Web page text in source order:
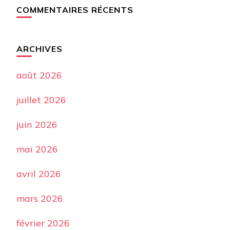
COMMENTAIRES RÉCENTS
ARCHIVES
août 2026
juillet 2026
juin 2026
mai 2026
avril 2026
mars 2026
février 2026